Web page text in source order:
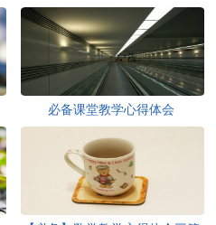
必备课堂教学心得体会